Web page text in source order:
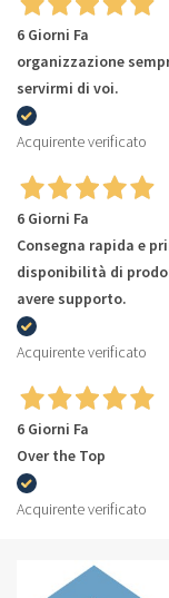
6 Giorni Fa
organizzazione
servirmi di voi.
Acquirente verificato
6 Giorni Fa
Consegna rapida e
disponibilità di
avere supporto.
Acquirente verificato
6 Giorni Fa
Over the Top
Acquirente verificato